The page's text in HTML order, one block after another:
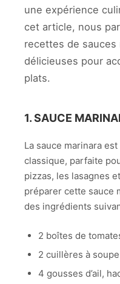
une expérience
cet article, nous
recettes de
délicieuses pour
plats.
1. SAUCE
La sauce marinara
classique, parfaite
pizzas, les lasagnes
préparer cette sauce
des ingrédients
2 boîtes de
2 cuillères à soupe
4 gousses d’ail,